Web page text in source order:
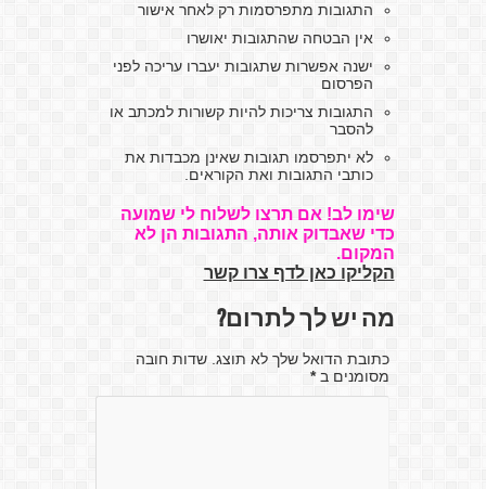
התגובות מתפרסמות רק לאחר אישור
אין הבטחה שהתגובות יאושרו
ישנה אפשרות שתגובות יעברו עריכה לפני
הפרסום
התגובות צריכות להיות קשורות למכתב או
להסבר
לא יתפרסמו תגובות שאינן מכבדות את
כותבי התגובות ואת הקוראים.
שימו לב! אם תרצו לשלוח לי שמועה
כדי שאבדוק אותה, התגובות הן לא
המקום.
הקליקו כאן לדף צרו קשר
מה יש לך לתרום?
כתובת הדואל שלך לא תוצג. שדות חובה
מסומנים ב*